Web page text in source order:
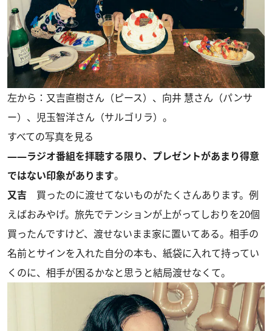
左から：又吉直樹さん（ピース）、向井 慧さん（パンサ
ー）、児玉智洋さん（サルゴリラ）。
すべての写真を見る
――ラジオ番組を拝聴する限り、プレゼントがあまり得意
ではない印象があります。
又吉 買ったのに渡せてないものがたくさんあります。例
えばおみやげ。旅先でテンションが上がってしおりを20個
買ったんですけど、渡せないまま家に置いてある。相手の
名前とサインを入れた自分の本も、紙袋に入れて持ってい
くのに、相手が困るかなと思うと結局渡せなくて。